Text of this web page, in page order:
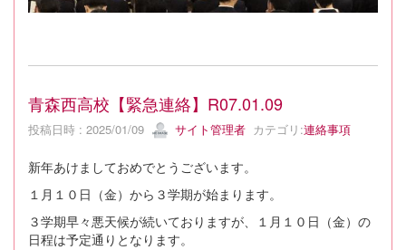
青森西高校【緊急連絡】R07.01.09
投稿日時 : 2025/01/09 サイト管理者 カテゴリ:連絡事項
新年あけましておめでとうございます。
１月１０日（金）から３学期が始まります。
３学期早々悪天候が続いておりますが、１月１０日（金）の
日程は予定通りとなります。